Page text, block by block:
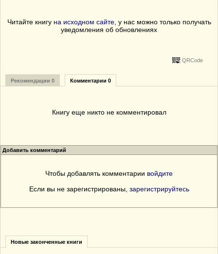
Читайте книгу на исходном сайте, у нас можно только получать
уведомления об обновлениях
QRCode
Рекомендации 0 Комментарии 0
Книгу еще никто не комментировал
Добавить комментарий
Чтобы добавлять комментарии войдите
Если вы не зарегистрированы, зарегистрируйтесь
Новые законченные книги